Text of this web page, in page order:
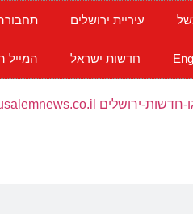
עיריית ירושלים
חדשות ישראל המייל